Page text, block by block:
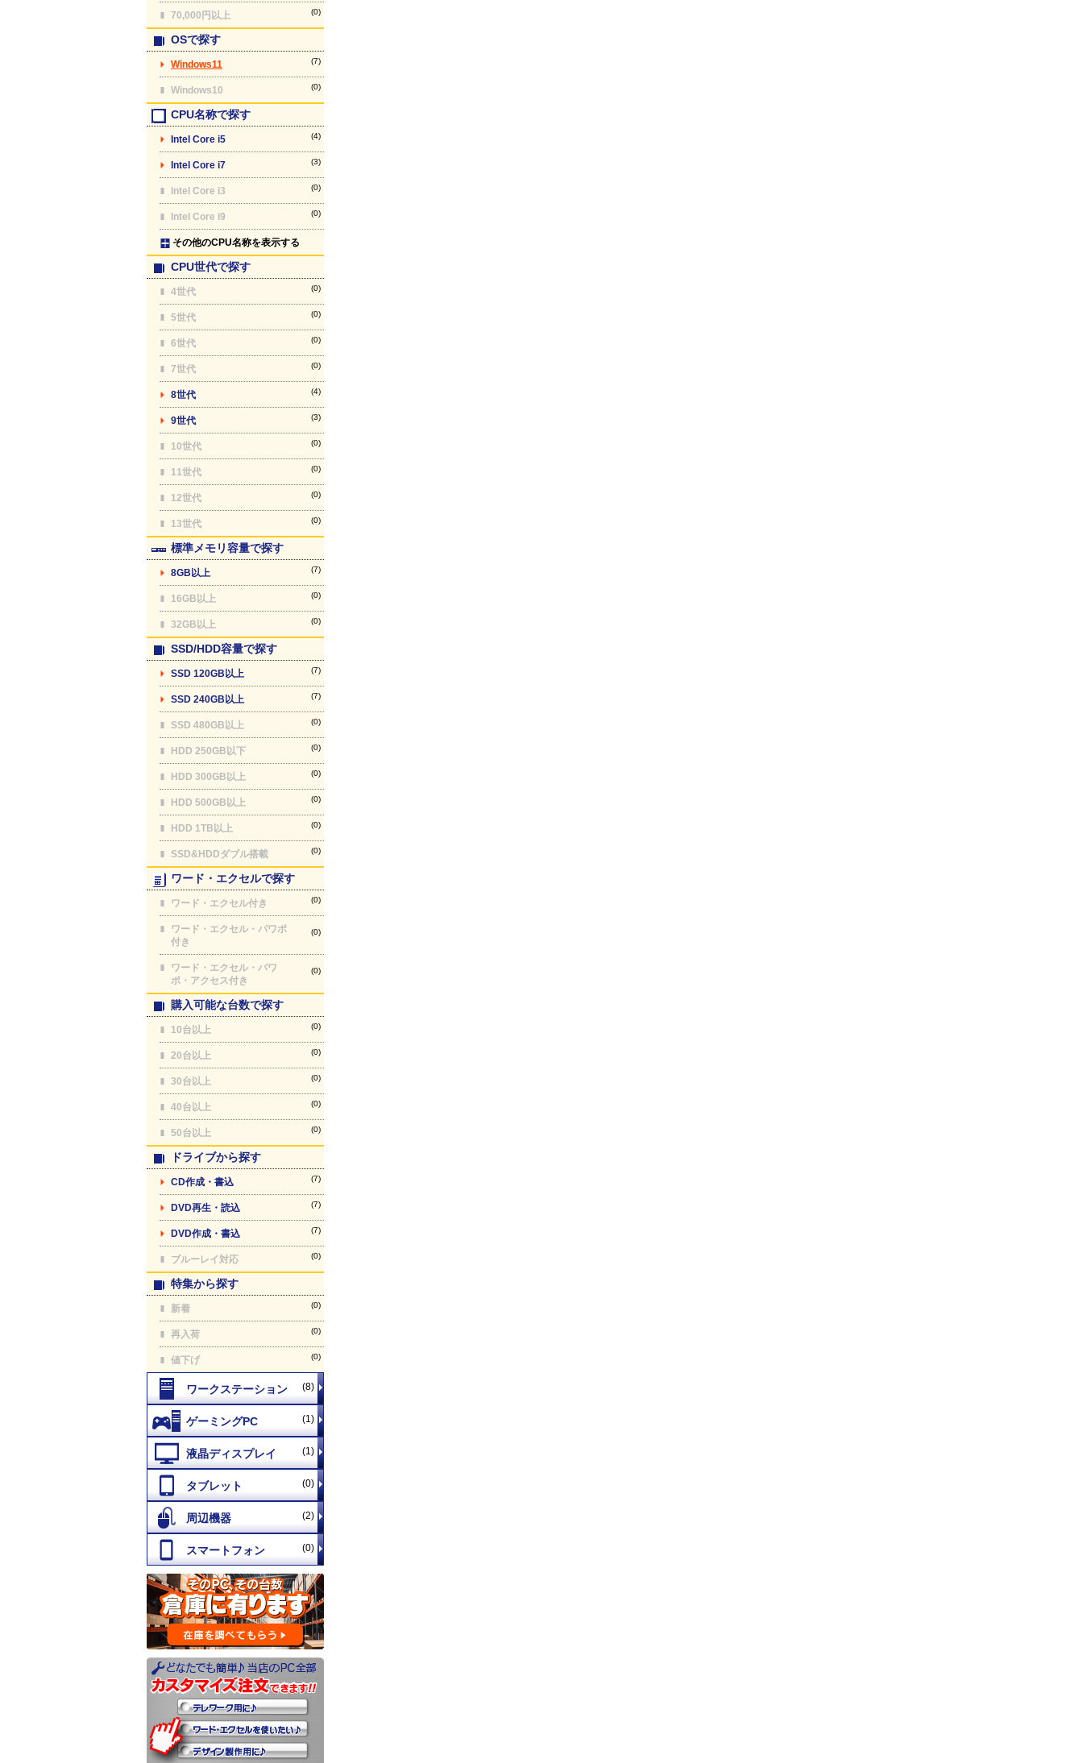
70,000円以上 (0)
OSで探す
Windows11 (7)
Windows10 (0)
CPU名称で探す
Intel Core i5 (4)
Intel Core i7 (3)
Intel Core i3 (0)
Intel Core i9 (0)
その他のCPU名称を表示する
CPU世代で探す
4世代 (0)
5世代 (0)
6世代 (0)
7世代 (0)
8世代 (4)
9世代 (3)
10世代 (0)
11世代 (0)
12世代 (0)
13世代 (0)
標準メモリ容量で探す
8GB以上 (7)
16GB以上 (0)
32GB以上 (0)
SSD/HDD容量で探す
SSD 120GB以上 (7)
SSD 240GB以上 (7)
SSD 480GB以上 (0)
HDD 250GB以下 (0)
HDD 300GB以上 (0)
HDD 500GB以上 (0)
HDD 1TB以上 (0)
SSD&HDDダブル搭載 (0)
ワード・エクセルで探す
ワード・エクセル付き (0)
ワード・エクセル・パワポ
付き
(0)
ワード・エクセル・パワ
ポ・アクセス付き
(0)
購入可能な台数で探す
10台以上 (0)
20台以上 (0)
30台以上 (0)
40台以上 (0)
50台以上 (0)
ドライブから探す
CD作成・書込 (7)
DVD再生・読込 (7)
DVD作成・書込 (7)
ブルーレイ対応 (0)
特集から探す
新着 (0)
再入荷 (0)
値下げ (0)
(8)
(1)
(1)
(0)
(2)
(0)